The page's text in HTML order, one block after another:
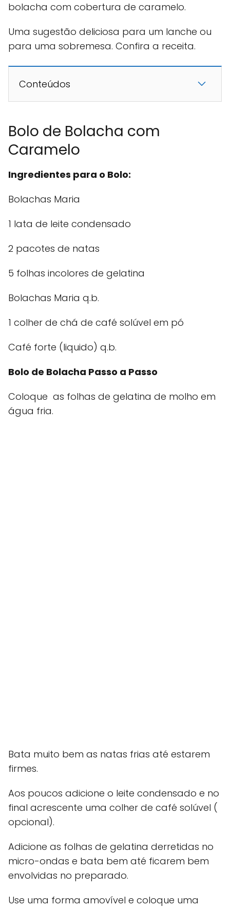
bolacha com cobertura de caramelo.
Uma sugestão deliciosa para um lanche ou
para uma sobremesa. Confira a receita.
Conteúdos
Bolo de Bolacha com
Caramelo
Ingredientes para o Bolo:
Bolachas Maria
1 lata de leite condensado
2 pacotes de natas
5 folhas incolores de gelatina
Bolachas Maria q.b.
1 colher de chá de café solúvel em pó
Café forte (liquido) q.b.
Bolo de Bolacha Passo a Passo
Coloque as folhas de gelatina de molho em
água fria.
Bata muito bem as natas frias até estarem
firmes.
Aos poucos adicione o leite condensado e no
final acrescente uma colher de café solúvel (
opcional).
Adicione as folhas de gelatina derretidas no
micro-ondas e bata bem até ficarem bem
envolvidas no preparado.
Use uma forma amovível e coloque uma